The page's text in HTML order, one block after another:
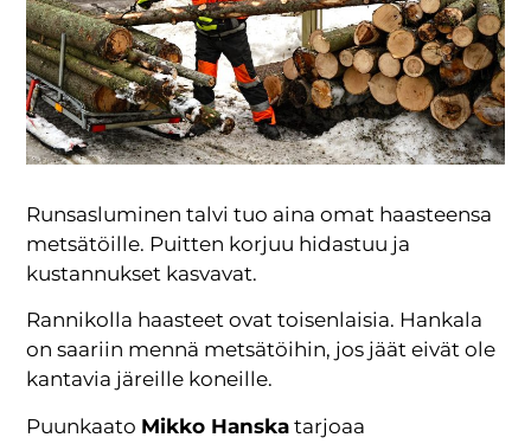
Runsasluminen talvi tuo aina omat haasteensa
metsätöille. Puitten korjuu hidastuu ja
kustannukset kasvavat.
Rannikolla haasteet ovat toisenlaisia. Hankala
on saariin mennä metsätöihin, jos jäät eivät ole
kantavia järeille koneille.
Puunkaato Mikko Hanska tarjoaa